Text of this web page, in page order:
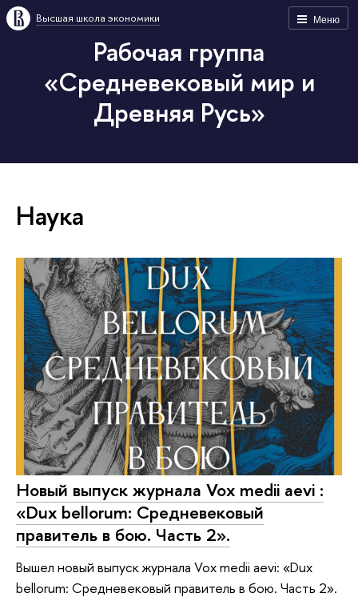
Меню
Высшая школа экономики
Рабочая группа
«Средневековый мир и
Древняя Русь»
Наука
Новый выпуск журнала Vox medii aevi :
«Dux bellorum: Средневековый
правитель в бою. Часть 2».
Вышел новый выпуск журнала Vox medii aevi: «Dux
bellorum: Средневековый правитель в бою. Часть 2».